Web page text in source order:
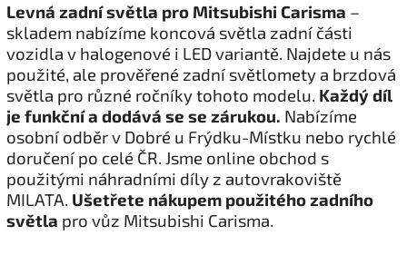
Levná zadní světla pro Mitsubishi Carisma –
skladem nabízíme koncová světla zadní části
vozidla v halogenové i LED variantě. Najdete u nás
použité, ale prověřené zadní světlomety a brzdová
světla pro různé ročníky tohoto modelu. Každý díl
je funkční a dodává se se zárukou. Nabízíme
osobní odběr v Dobré u Frýdku-Místku nebo rychlé
doručení po celé ČR. Jsme online obchod s
použitými náhradními díly z autovrakoviště
MILATA. Ušetřete nákupem použitého zadního
světla pro vůz Mitsubishi Carisma.